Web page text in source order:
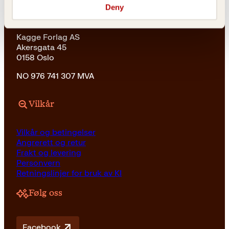
Deny
Kagge Forlag AS
Akersgata 45
0158 Oslo
NO 976 741 307 MVA
Vilkår
Vilkår og betingelser
Angrerett og retur
Frakt og levering
Personvern
Retningslinjer for bruk av KI
Følg oss